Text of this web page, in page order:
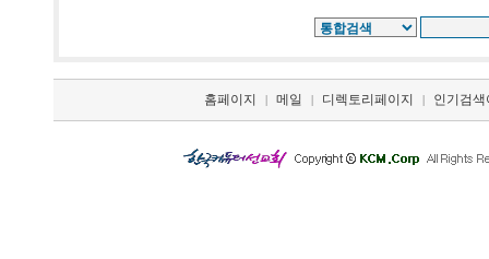
홈페이지 | 메일 | 디렉토리페이지 | 인기검색